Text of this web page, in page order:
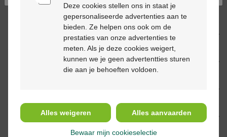
Description du produit
Usage
Deze cookies stellen ons in staat je
gepersonaliseerde advertenties aan te
bieden. Ze helpen ons ook om de
prestaties van onze advertenties te
meten. Als je deze cookies weigert,
kunnen we je geen advertentties sturen
die aan je behoeften voldoen.
Alles weigeren Alles aanvaarden
Bewaar mijn cookieselectie